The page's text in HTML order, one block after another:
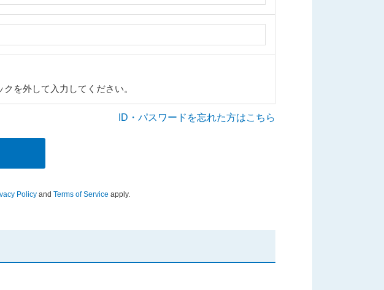
を外して入力してください。
ID・パスワードを忘れた方はこちら
Policy and Terms of Service apply.